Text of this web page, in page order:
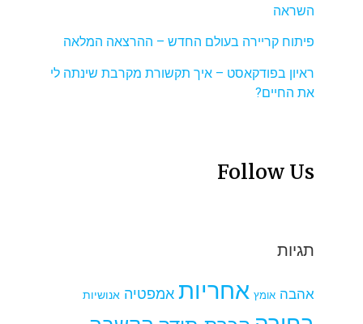
השראה
פיתוח קריירה בעולם החדש – ההרצאה המלאה
ראיון בפודקאסט – איך תקשורת מקרבת שינתה לי
את החיים?
Follow Us
תגיות
אהבה אומץ אחריות אמפטיה אנושיות